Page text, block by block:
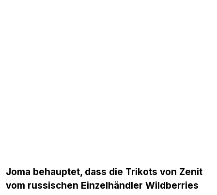
Joma behauptet, dass die Trikots von Zenit
vom russischen Einzelhändler Wildberries